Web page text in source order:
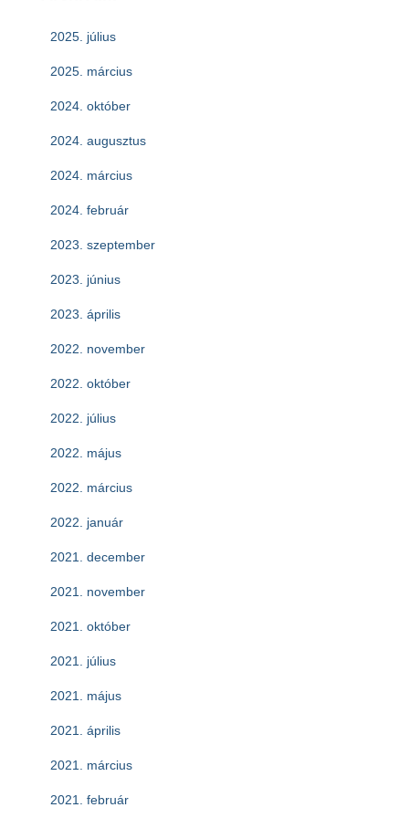
2025. július
2025. március
2024. október
2024. augusztus
2024. március
2024. február
2023. szeptember
2023. június
2023. április
2022. november
2022. október
2022. július
2022. május
2022. március
2022. január
2021. december
2021. november
2021. október
2021. július
2021. május
2021. április
2021. március
2021. február